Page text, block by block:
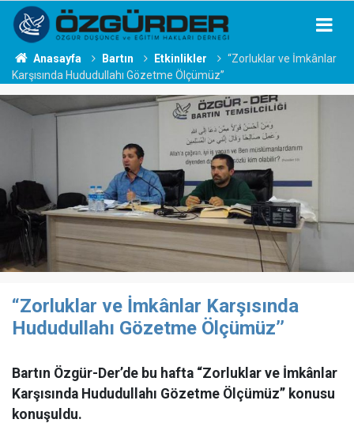
Anasayfa Bartın Etkinlikler
“Zorluklar ve İmkânlar
Karşısında Hududullahı Gözetme Ölçümüz’’
“Zorluklar ve İmkânlar Karşısında
Hududullahı Gözetme Ölçümüz’’
Bartın Özgür-Der’de bu hafta “Zorluklar ve İmkânlar
Karşısında Hududullahı Gözetme Ölçümüz’’ konusu
konuşuldu.